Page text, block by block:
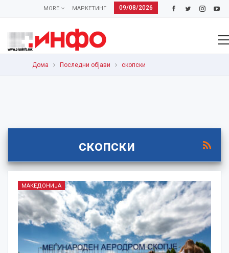
09/08/2026
МАРКЕТИНГ
MORE
Дома Последни објави скопски
скопски
МАКЕДОНИЈА